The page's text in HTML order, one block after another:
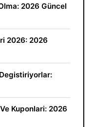
2026 Güncel
2026: 2026
Kuponlari: 2026